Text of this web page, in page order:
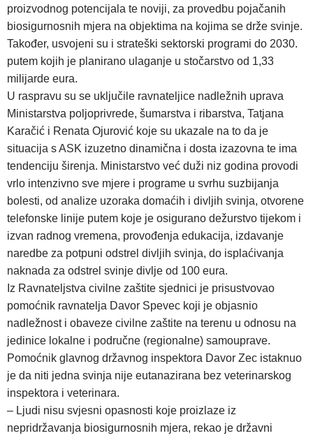
proizvodnog potencijala te noviji, za provedbu pojačanih
biosigurnosnih mjera na objektima na kojima se drže svinje.
Također, usvojeni su i strateški sektorski programi do 2030.
putem kojih je planirano ulaganje u stočarstvo od 1,33
milijarde eura.
U raspravu su se uključile ravnateljice nadležnih uprava
Ministarstva poljoprivrede, šumarstva i ribarstva, Tatjana
Karačić i Renata Ojurović koje su ukazale na to da je
situacija s ASK izuzetno dinamična i dosta izazovna te ima
tendenciju širenja. Ministarstvo već duži niz godina provodi
vrlo intenzivno sve mjere i programe u svrhu suzbijanja
bolesti, od analize uzoraka domaćih i divljih svinja, otvorene
telefonske linije putem koje je osigurano dežurstvo tijekom i
izvan radnog vremena, provođenja edukacija, izdavanje
naredbe za potpuni odstrel divljih svinja, do isplaćivanja
naknada za odstrel svinje divlje od 100 eura.
Iz Ravnateljstva civilne zaštite sjednici je prisustvovao
pomoćnik ravnatelja Davor Spevec koji je objasnio
nadležnost i obaveze civilne zaštite na terenu u odnosu na
jedinice lokalne i područne (regionalne) samouprave.
Pomoćnik glavnog državnog inspektora Davor Zec istaknuo
je da niti jedna svinja nije eutanazirana bez veterinarskog
inspektora i veterinara.
– Ljudi nisu svjesni opasnosti koje proizlaze iz
nepridržavanja biosigurnosnih mjera, rekao je državni